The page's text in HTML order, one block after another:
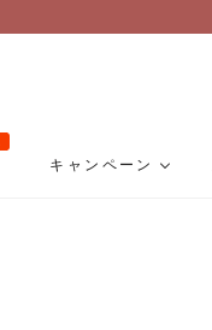
キャンペーン